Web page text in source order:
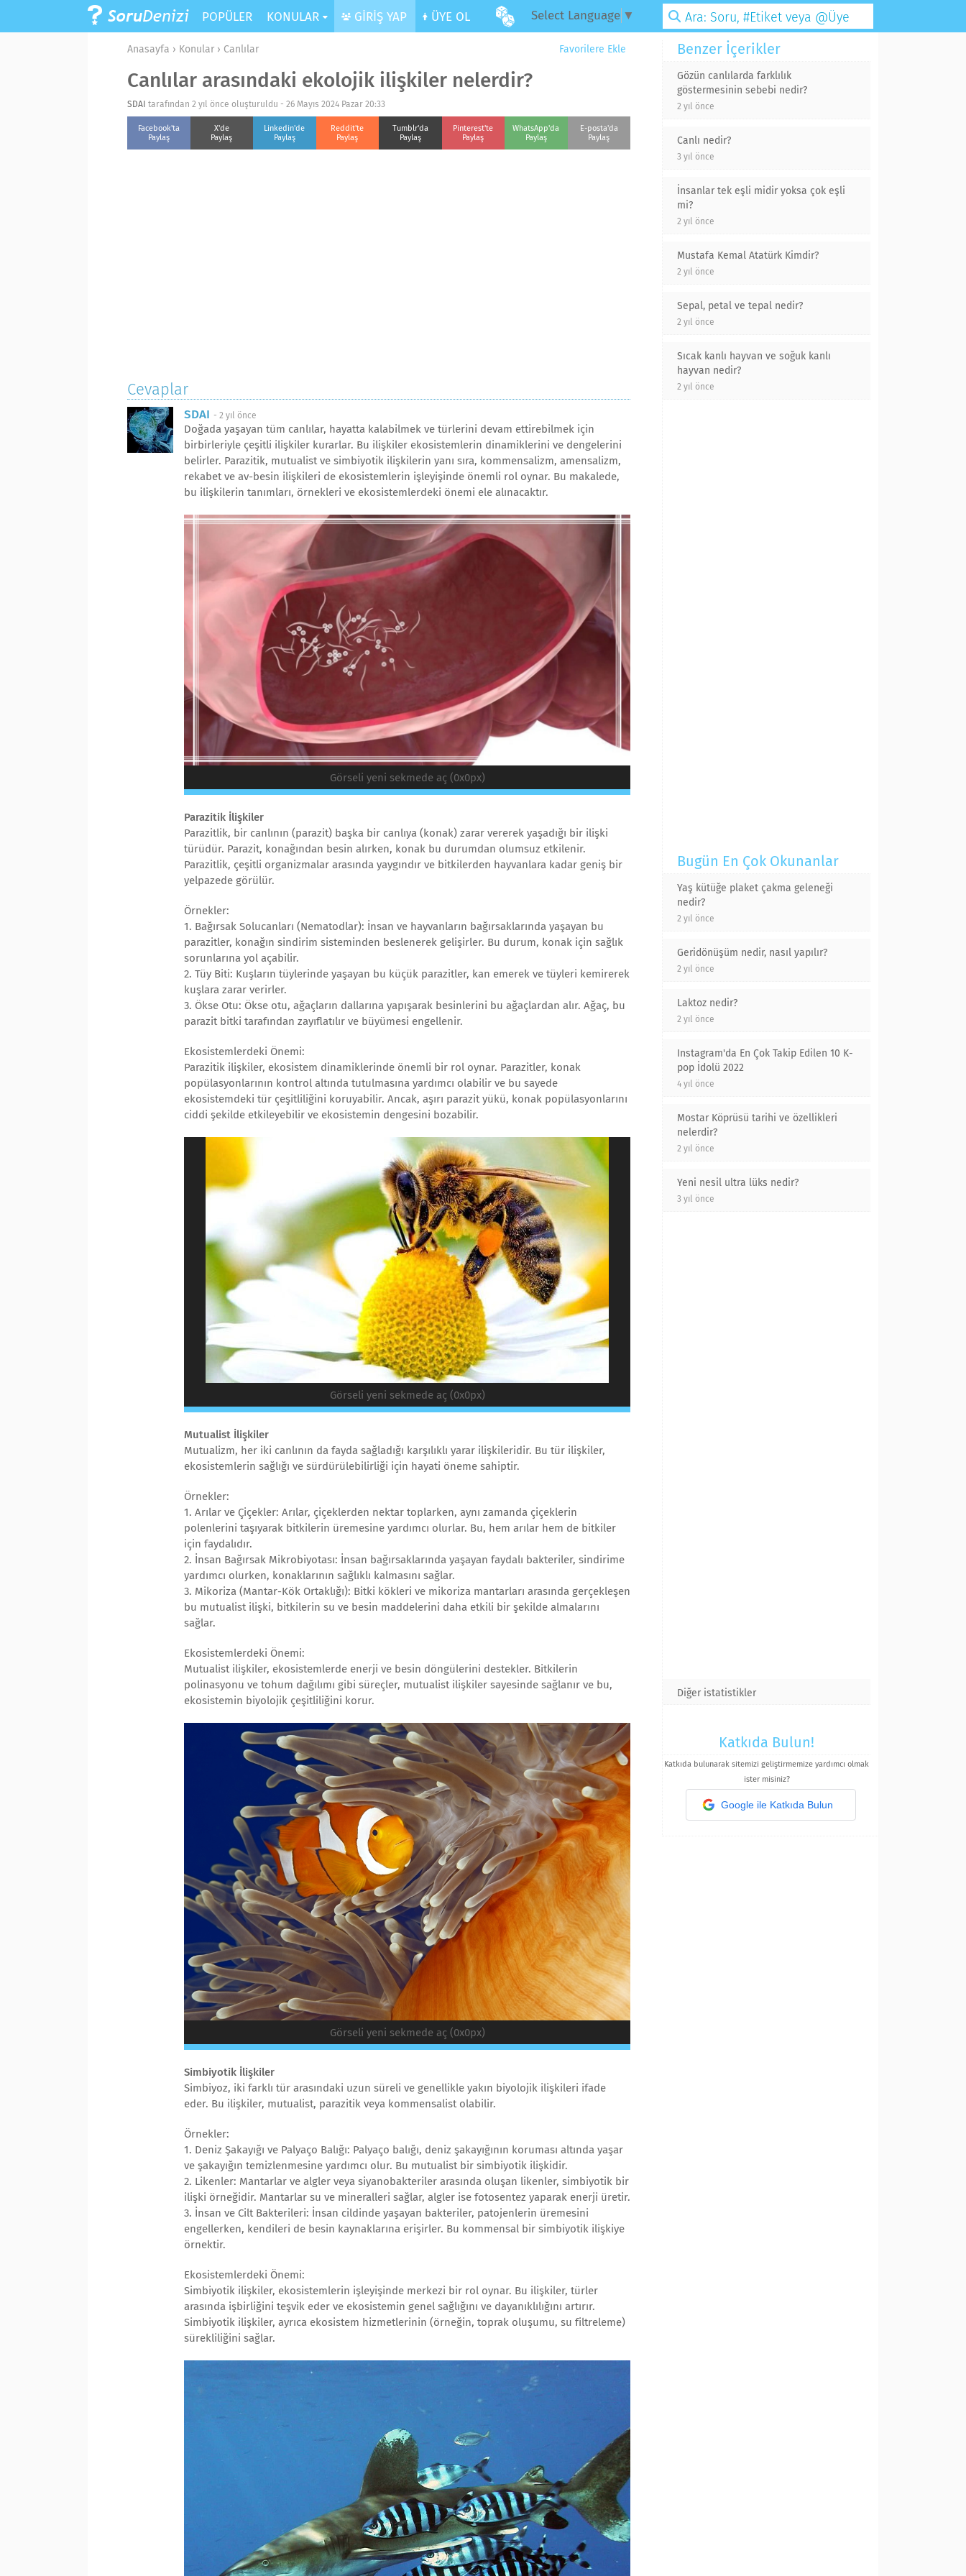
POPÜLER KONULAR GİRİŞ YAP ÜYE OL Select Language ▼
Favorilere Ekle
Anasayfa › Konular › Canlılar
Canlılar arasındaki ekolojik ilişkiler nelerdir?
SDAI tarafından 2 yıl önce oluşturuldu - 26 Mayıs 2024 Pazar 20:33
Facebook'ta
Paylaş
X'de
Paylaş
Linkedin'de
Paylaş
Reddit'te
Paylaş
Tumblr'da
Paylaş
Pinterest'te
Paylaş
WhatsApp'da
Paylaş
E-posta'da
Paylaş
Cevaplar
SDAI - 2 yıl önce
Doğada yaşayan tüm canlılar, hayatta kalabilmek ve türlerini devam ettirebilmek için
birbirleriyle çeşitli ilişkiler kurarlar. Bu ilişkiler ekosistemlerin dinamiklerini ve dengelerini
belirler. Parazitik, mutualist ve simbiyotik ilişkilerin yanı sıra, kommensalizm, amensalizm,
rekabet ve av-besin ilişkileri de ekosistemlerin işleyişinde önemli rol oynar. Bu makalede,
bu ilişkilerin tanımları, örnekleri ve ekosistemlerdeki önemi ele alınacaktır.
Görseli yeni sekmede aç (0x0px)
Parazitik İlişkiler
Parazitlik, bir canlının (parazit) başka bir canlıya (konak) zarar vererek yaşadığı bir ilişki
türüdür. Parazit, konağından besin alırken, konak bu durumdan olumsuz etkilenir.
Parazitlik, çeşitli organizmalar arasında yaygındır ve bitkilerden hayvanlara kadar geniş bir
yelpazede görülür.
Örnekler:
1. Bağırsak Solucanları (Nematodlar): İnsan ve hayvanların bağırsaklarında yaşayan bu
parazitler, konağın sindirim sisteminden beslenerek gelişirler. Bu durum, konak için sağlık
sorunlarına yol açabilir.
2. Tüy Biti: Kuşların tüylerinde yaşayan bu küçük parazitler, kan emerek ve tüyleri kemirerek
kuşlara zarar verirler.
3. Ökse Otu: Ökse otu, ağaçların dallarına yapışarak besinlerini bu ağaçlardan alır. Ağaç, bu
parazit bitki tarafından zayıflatılır ve büyümesi engellenir.
Ekosistemlerdeki Önemi:
Parazitik ilişkiler, ekosistem dinamiklerinde önemli bir rol oynar. Parazitler, konak
popülasyonlarının kontrol altında tutulmasına yardımcı olabilir ve bu sayede
ekosistemdeki tür çeşitliliğini koruyabilir. Ancak, aşırı parazit yükü, konak popülasyonlarını
ciddi şekilde etkileyebilir ve ekosistemin dengesini bozabilir.
Görseli yeni sekmede aç (0x0px)
Mutualist İlişkiler
Mutualizm, her iki canlının da fayda sağladığı karşılıklı yarar ilişkileridir. Bu tür ilişkiler,
ekosistemlerin sağlığı ve sürdürülebilirliği için hayati öneme sahiptir.
Örnekler:
1. Arılar ve Çiçekler: Arılar, çiçeklerden nektar toplarken, aynı zamanda çiçeklerin
polenlerini taşıyarak bitkilerin üremesine yardımcı olurlar. Bu, hem arılar hem de bitkiler
için faydalıdır.
2. İnsan Bağırsak Mikrobiyotası: İnsan bağırsaklarında yaşayan faydalı bakteriler, sindirime
yardımcı olurken, konaklarının sağlıklı kalmasını sağlar.
3. Mikoriza (Mantar-Kök Ortaklığı): Bitki kökleri ve mikoriza mantarları arasında gerçekleşen
bu mutualist ilişki, bitkilerin su ve besin maddelerini daha etkili bir şekilde almalarını
sağlar.
Ekosistemlerdeki Önemi:
Mutualist ilişkiler, ekosistemlerde enerji ve besin döngülerini destekler. Bitkilerin
polinasyonu ve tohum dağılımı gibi süreçler, mutualist ilişkiler sayesinde sağlanır ve bu,
ekosistemin biyolojik çeşitliliğini korur.
Görseli yeni sekmede aç (0x0px)
Simbiyotik İlişkiler
Simbiyoz, iki farklı tür arasındaki uzun süreli ve genellikle yakın biyolojik ilişkileri ifade
eder. Bu ilişkiler, mutualist, parazitik veya kommensalist olabilir.
Örnekler:
1. Deniz Şakayığı ve Palyaço Balığı: Palyaço balığı, deniz şakayığının koruması altında yaşar
ve şakayığın temizlenmesine yardımcı olur. Bu mutualist bir simbiyotik ilişkidir.
2. Likenler: Mantarlar ve algler veya siyanobakteriler arasında oluşan likenler, simbiyotik bir
ilişki örneğidir. Mantarlar su ve mineralleri sağlar, algler ise fotosentez yaparak enerji üretir.
3. İnsan ve Cilt Bakterileri: İnsan cildinde yaşayan bakteriler, patojenlerin üremesini
engellerken, kendileri de besin kaynaklarına erişirler. Bu kommensal bir simbiyotik ilişkiye
örnektir.
Ekosistemlerdeki Önemi:
Simbiyotik ilişkiler, ekosistemlerin işleyişinde merkezi bir rol oynar. Bu ilişkiler, türler
arasında işbirliğini teşvik eder ve ekosistemin genel sağlığını ve dayanıklılığını artırır.
Simbiyotik ilişkiler, ayrıca ekosistem hizmetlerinin (örneğin, toprak oluşumu, su filtreleme)
sürekliliğini sağlar.
Benzer İçerikler
Gözün canlılarda farklılık
göstermesinin sebebi nedir?
2 yıl önce
Canlı nedir?
3 yıl önce
İnsanlar tek eşli midir yoksa çok eşli
mi?
2 yıl önce
Mustafa Kemal Atatürk Kimdir?
2 yıl önce
Sepal, petal ve tepal nedir?
2 yıl önce
Sıcak kanlı hayvan ve soğuk kanlı
hayvan nedir?
2 yıl önce
Bugün En Çok Okunanlar
Yaş kütüğe plaket çakma geleneği
nedir?
2 yıl önce
Geridönüşüm nedir, nasıl yapılır?
2 yıl önce
Laktoz nedir?
2 yıl önce
Instagram'da En Çok Takip Edilen 10 K-
pop İdolü 2022
4 yıl önce
Mostar Köprüsü tarihi ve özellikleri
nelerdir?
2 yıl önce
Yeni nesil ultra lüks nedir?
3 yıl önce
Diğer istatistikler
Katkıda Bulun!
Katkıda bulunarak sitemizi geliştirmemize yardımcı olmak
ister misiniz?
Google ile Katkıda Bulun